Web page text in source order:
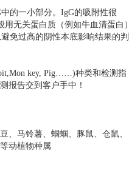
的一小部分。IgG的吸附性很
无关蛋白质（例如牛血清蛋白）
免过高的阴性本底影响结果的判
key, Pig……)种类和检测指
报告交到客户手中！
、马铃薯、蝈蝈、豚鼠、仓鼠、
动植物种属